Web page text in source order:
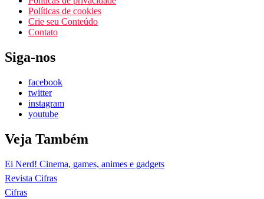
Políticas de cookies
Crie seu Conteúdo
Contato
Siga-nos
facebook
twitter
instagram
youtube
Veja Também
Ei Nerd! Cinema, games, animes e gadgets
Revista Cifras
Cifras